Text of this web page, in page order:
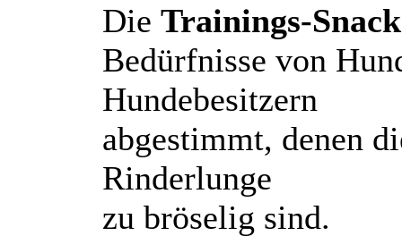
Die Trainings-
Bedürfnisse von
Hundebesitzern
abgestimmt, denen
Rinderlunge
zu bröselig sind.